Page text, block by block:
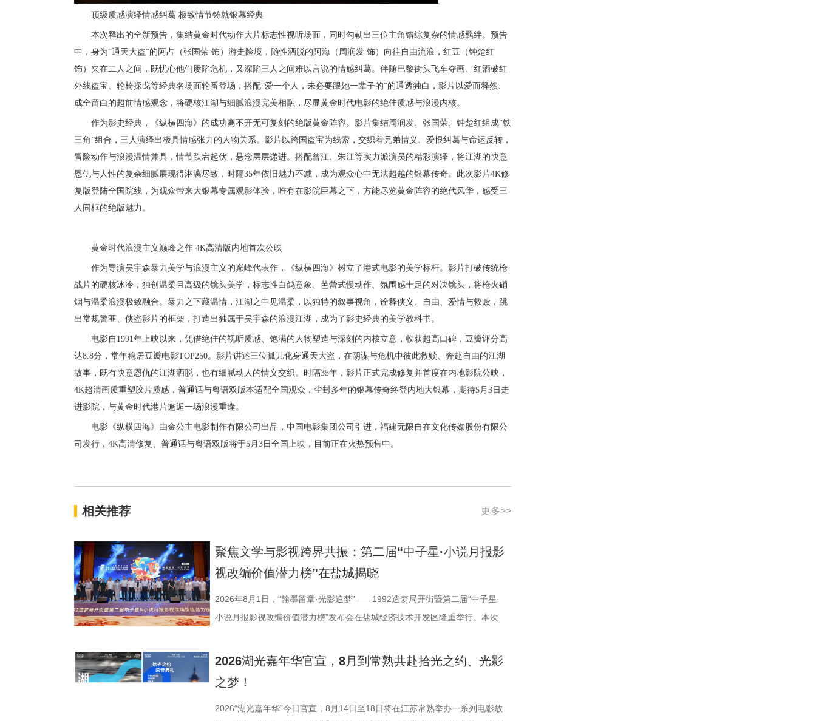
顶级质感演绎情感纠葛 极致情节铸就银幕经典
本次释出的全新预告，集结黄金时代动作大片标志性视听场面，同时勾勒出三位主角错综复杂的情感羁绊。预告
中，身为“通天大盗”的阿占（张国荣 饰）游走险境，随性洒脱的阿海（周润发 饰）向往自由流浪，红豆（钟楚红
饰）夹在二人之间，既忧心他们屡陷危机，又深陷三人之间难以言说的情感纠葛。伴随巴黎街头飞车夺画、红酒破红
外线盗宝、轮椅探戈等经典名场面轮番登场，搭配“爱一个人，未必要跟她一辈子的”的通透独白，影片以爱而释然、
成全留白的超前情感观念，将硬核江湖与细腻浪漫完美相融，尽显黄金时代电影的绝佳质感与浪漫内核。
作为影史经典，《纵横四海》的成功离不开无可复刻的绝版黄金阵容。影片集结周润发、张国荣、钟楚红组成“铁
三角”组合，三人演绎出极具情感张力的人物关系。影片以跨国盗宝为线索，交织着兄弟情 义 、爱恨纠葛与命运反转，
冒险动作与浪漫温情兼具，情节跌宕起伏，悬念层层递进。 搭配曾江、朱江等实力派演员的精彩演绎，将江湖的快意
恩仇与人性的复杂细腻展现得淋漓尽致，时隔35年依旧魅力不减，成为观众心中无法超越的银幕传奇。 此次影片4K修
复版登陆全国院线，为观众带来大银幕专属观影体验，唯有在影院巨幕之下，方能尽览黄金 阵容的绝代风华，感受三
人同框的绝版魅力。
黄金时代浪漫主义巅峰之作 4K高清版 内地首次公映
作为导演吴宇森暴力美学与浪漫主义的巅峰代表作，《纵横四海》树立了港式电影的美学标杆。影片打破传统枪
战片的硬核冰冷，独创温柔且高级的镜头美学，标志性白鸽意象、芭蕾式慢动作、氛围感十足的对决镜头，将枪火硝
烟与温柔浪漫极致融合。暴力之下藏温情，江湖之中见温柔，以独特的叙事视角，诠释侠义、自由、爱情与救赎，跳
出常规警匪、侠盗影片的框架，打造出独属于吴宇森的浪漫江湖，成为了影史经典的美学教科书。
电影自 1991年上映以来，凭借绝佳的视听质感、饱满的人物塑造与深刻的内核立意，收获超高口碑， 豆瓣评分高
达8.8分， 常年稳居豆瓣电影TOP250。影片讲述三位孤儿化身通天大盗，在阴谋与危机中彼此救赎、奔赴自由的江湖
故事，既有快意恩仇的江湖洒脱，也有细腻动人的情义交织。时隔35年，影片正式完成修复并首度在内地影院公映，
4K超清画质重塑胶片质感， 普通话与粤语双版本适配全 国 观众，尘封多年的银幕传奇终登内地大银幕， 期待5月3日 走
进影院， 与黄金时代港片邂逅一场浪漫重逢。
电影《纵横四海》由金公主电影制作有限公司出品，中国电影集团公司引进，福建无限自在文化传媒股份有限公
司发行， 4K高清修复 、普通话与粤语双版将于5月3日全国上映， 目前正在火热预售中。
相关推荐 更多>>
聚焦文学与影视跨界共振：第二届“中子星·小说月报影
视改编价值潜力榜”在盐城揭晓
2026年8月1日，“翰墨留章·光影追梦”——1992造梦局开街暨第二届“中子星·
小说月报影视改编价值潜力榜”发布会在盐城经济技术开发区隆重举行。本次
化广电和旅游局、盐城经济技术开发区指导，江苏世纪新城投资控股集团有限
达文化传媒公司联合主办，盐城师范学院、盐城幼儿师范高等专科学校协办。
活动当天，众多知名编剧、导演、作家、行业专家、平台代表及影视公司负责
2026湖光嘉年华官宣，8月到常熟共赴拾光之约、光影
之梦！
2026“湖光嘉年华”今日官宣，8月14日至18日将在江苏常熟举办一系列电影放